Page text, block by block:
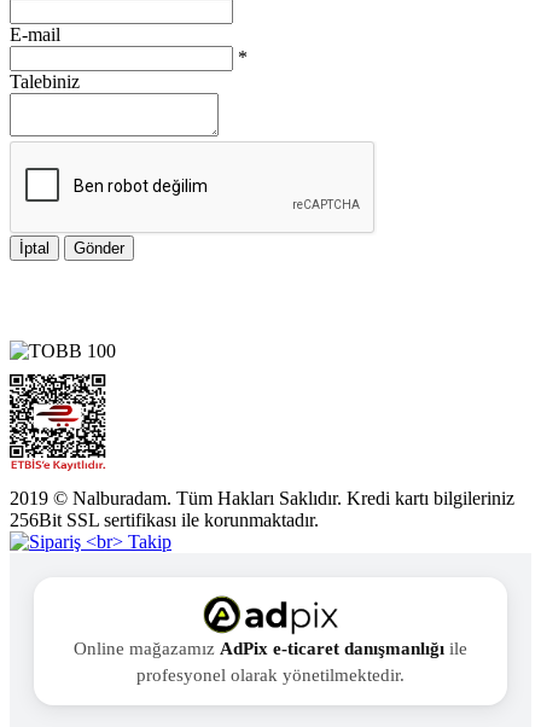
E-mail
*
Talebiniz
İptal Gönder
2019 © Nalburadam. Tüm Hakları Saklıdır. Kredi kartı bilgileriniz
256Bit SSL sertifikası ile korunmaktadır.
Online mağazamız AdPix e-ticaret danışmanlığı ile
profesyonel olarak yönetilmektedir.